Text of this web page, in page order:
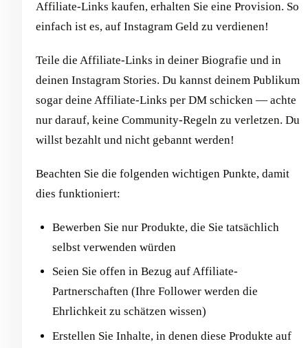
Affiliate-Links kaufen, erhalten Sie eine Provision. So
einfach ist es, auf Instagram Geld zu verdienen!
Teile die Affiliate-Links in deiner Biografie und in
deinen Instagram Stories. Du kannst deinem Publikum
sogar deine Affiliate-Links per DM schicken — achte
nur darauf, keine Community-Regeln zu verletzen. Du
willst bezahlt und nicht gebannt werden!
Beachten Sie die folgenden wichtigen Punkte, damit
dies funktioniert:
Bewerben Sie nur Produkte, die Sie tatsächlich
selbst verwenden würden
Seien Sie offen in Bezug auf Affiliate-
Partnerschaften (Ihre Follower werden die
Ehrlichkeit zu schätzen wissen)
Erstellen Sie Inhalte, in denen diese Produkte auf